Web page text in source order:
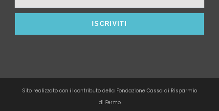
tua
mail
Sito realizzato con il contributo della Fondazione Cassa di Risparmio
di Fermo